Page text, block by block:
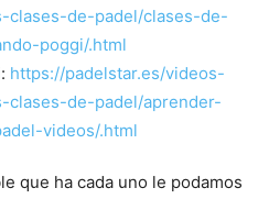
clases-de-padel/clases-de-
poggi/.html
https://padelstar.es/videos-
clases-de-padel/aprender-
videos/.html
que ha cada uno le podamos